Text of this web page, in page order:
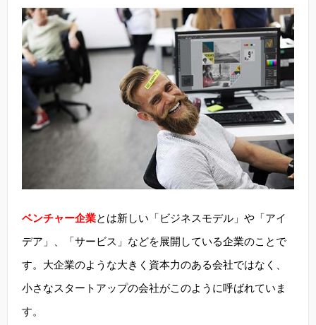
ベンチャー企業とは新しい「ビジネスモデル」や「アイ
デア」、「サービス」などを展開している企業のことで
す。大企業のような大きく資本力のある会社ではなく、
小さなスタートアップの会社がこのように呼ばれていま
す。